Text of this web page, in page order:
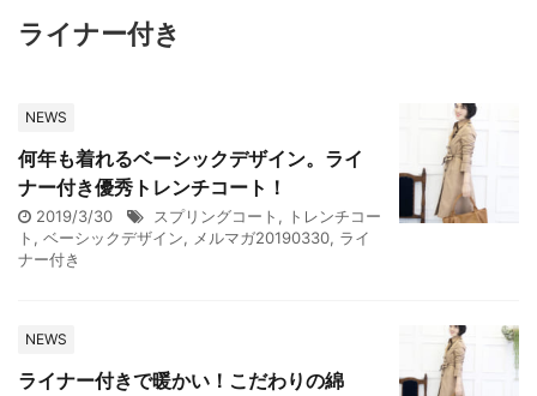
ライナー付き
NEWS
何年も着れるベーシックデザイン。ライ
ナー付き優秀トレンチコート！
2019/3/30 スプリングコート , トレンチコー
ト , ベーシックデザイン, メルマガ20190330, ライ
ナー付き
NEWS
ライナー付きで暖かい！こだわりの綿